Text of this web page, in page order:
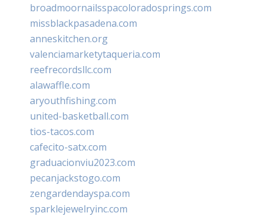
broadmoornailsspacoloradosprings.com
missblackpasadena.com
anneskitchen.org
valenciamarketytaqueria.com
reefrecordsllc.com
alawaffle.com
aryouthfishing.com
united-basketball.com
tios-tacos.com
cafecito-satx.com
graduacionviu2023.com
pecanjackstogo.com
zengardendayspa.com
sparklejewelryinc.com